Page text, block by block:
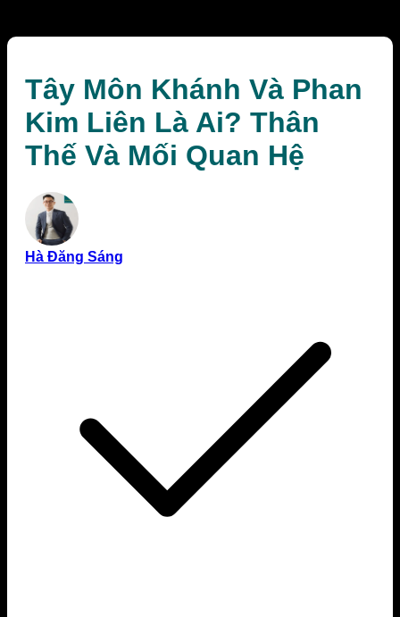
Tây Môn Khánh Và Phan
Kim Liên Là Ai? Thân
Thế Và Mối Quan Hệ
Hà Đăng Sáng